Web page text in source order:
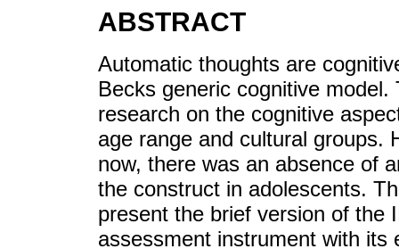
ABSTRACT
Automatic thoughts are
Becks generic cognitive
research on the cognitive
age range and cultural groups.
now, there was an absence of
the construct in adolescents.
present the brief version of the
assessment instrument with its